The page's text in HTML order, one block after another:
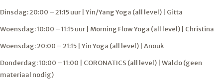
Dinsdag: 20:00 – 21:15 uur | Yin/Yang Yoga (all level) | Gitta
Woensdag: 10:00 – 11:15 uur | Morning Flow Yoga (all level) | Christina
Woensdag: 20:00 – 21:15 | Yin Yoga (all level) | Anouk
Donderdag: 10:00 – 11:00 | CORONATICS (all level) | Waldo (geen
materiaal nodig)